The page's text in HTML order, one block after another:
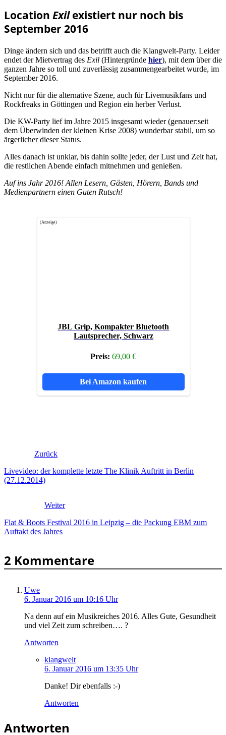
Location Exilexistiert nur noch bis
September 2016
Dinge ändern sich und das betrifft auch die Klangwelt-Party. Leider
endet der Mietvertrag des Exil (Hintergründe hier), mit dem über die
ganzen Jahre so toll und zuverlässig zusammengearbeitet wurde, im
September 2016.
Nicht nur für die alternative Szene, auch für Livemusikfans und
Rockfreaks in Göttingen und Region ein herber Verlust.
Die KW-Party lief im Jahre 2015 insgesamt wieder (genauer:seit
dem Überwinden der kleinen Krise 2008) wunderbar stabil, um so
ärgerlicher dieser Status.
Alles danach ist unklar, bis dahin sollte jeder, der Lust und Zeit hat,
die restlichen Abende einfach mitnehmen und genießen.
Auf ins Jahr 2016! Allen Lesern, Gästen, Hörern, Bands und
Medienpartnern einen Guten Rutsch!
(Anzeige)
JBL Grip, Kompakter Bluetooth
Lautsprecher, Schwarz
Preis:69,00 €
Bei Amazon kaufen
Zurück
Livevideo: der komplette letzte The Klinik Auftritt in Berlin
(27.12.2014)
Weiter
Flat & Boots Festival 2016 in Leipzig – die Packung EBM zum
Auftakt des Jahres
2 Kommentare
Uwe
6. Januar 2016 um 10:16 Uhr
Na denn auf ein Musikreiches 2016. Alles Gute, Gesundheit
und viel Zeit zum schreiben…. ?
Antworten
klangwelt
6. Januar 2016 um 13:35 Uhr
Danke! Dir ebenfalls :-)
Antworten
Antworten